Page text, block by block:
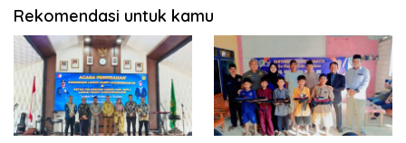
Rekomendasi untuk kamu